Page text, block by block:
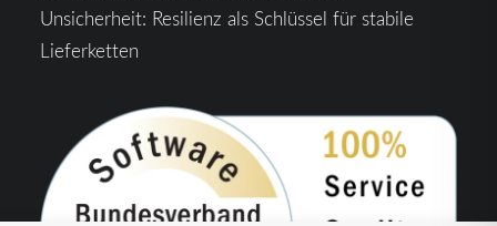
Unsicherheit: Resilienz als Schlüssel für stabile
Lieferketten